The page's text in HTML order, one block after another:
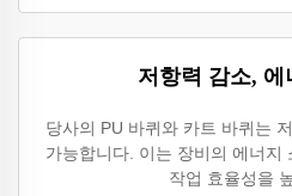
저항력 감소, 에
당사의 PU 바퀴와 카트 바퀴는
가능합니다. 이는 장비의 에너지
작업 효율성을